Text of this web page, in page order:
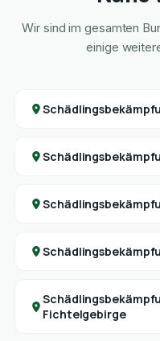
Wir sind im gesamten
einige
Fichtelgebirge